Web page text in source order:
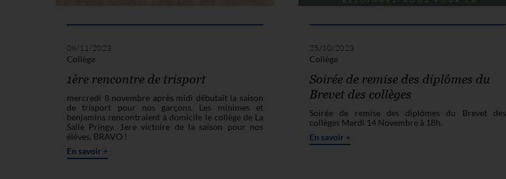
08/11/2023
Collège
1ère rencontre de trisport
mercredi 8 novembre après midi débutait la saison
de trisport pour nos garçons. Les minimes et
benjamins rencontraient à domicile le collège de La
Salle Pringy. 1ere victoire de la saison pour nos
élèves. BRAVO !
En savoir +
25/10/2023
Collège
Soirée de remise des diplômes du
Brevet des collèges
Soirée de remise des diplômes du Brevet des
collèges Mardi 14 Novembre à 18h.
En savoir +